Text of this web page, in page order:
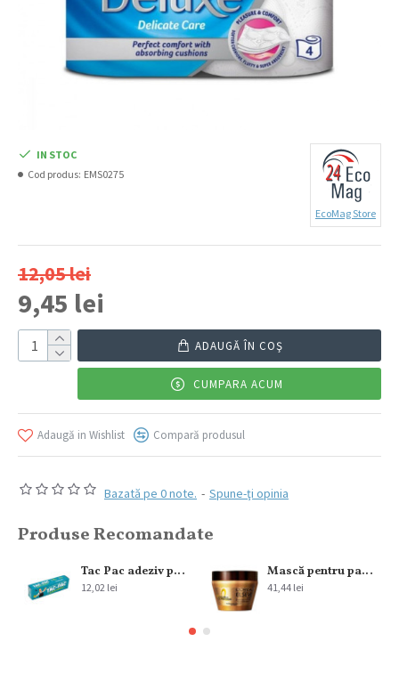
Bazată pe 0 note. - Spune-ţi opinia
9,45 lei
12,05 lei
IN STOC
Cod produs: EMS0275
EcoMag Store
ADAUGĂ ÎN COŞ
CUMPARA ACUM
Adaugă in Wishlist Compară produsul
Produse Recomandate
Tac Pac adeziv pentru incaltaminte 9 gr
12,02 lei
Mască pentru par L’Oreal Paris Elseve Ulei Extraordinary 300 ml
41,44 lei